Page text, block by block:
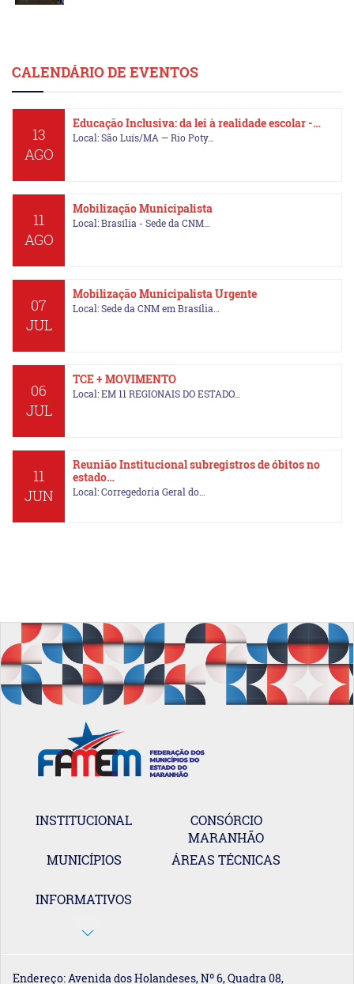
CALENDÁRIO DE EVENTOS
13
AGO
Educação Inclusiva: da lei à realidade escolar -…
Local: São Luís/MA — Rio Poty…
11
AGO
Mobilização Municipalista
Local: Brasília - Sede da CNM…
07
JUL
Mobilização Municipalista Urgente
Local: Sede da CNM em Brasília…
06
JUL
TCE + MOVIMENTO
Local: EM 11 REGIONAIS DO ESTADO…
11
JUN
Reunião Institucional subregistros de óbitos no
estado…
Local: Corregedoria Geral do…
INSTITUCIONAL
CONSÓRCIO
MARANHÃO
MUNICÍPIOS
ÁREAS TÉCNICAS
INFORMATIVOS
Endereço: Avenida dos Holandeses, Nº 6, Quadra 08,